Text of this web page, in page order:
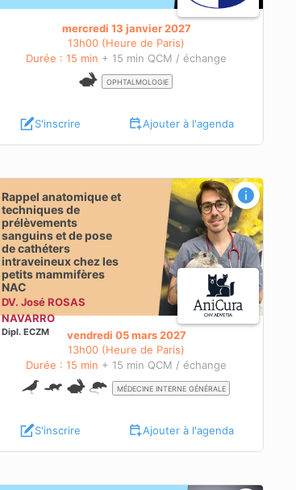
mercredi 13 janvier 2027
13h00 (Heure de Paris)
Durée : 15 min + 15 min QCM / échange
OPHTALMOLOGIE
S'inscrire Ajouter à l'agenda
Rappel anatomique et
techniques de
prélèvements
sanguins et de pose
de cathéters
intraveineux chez les
petits mammifères
NAC
DV. José ROSAS
NAVARRO
Dipl. ECZM
vendredi 05 mars 2027
13h00 (Heure de Paris)
Durée : 15 min + 15 min QCM / échange
MÉDECINE INTERNE GÉNÉRALE
S'inscrire Ajouter à l'agenda